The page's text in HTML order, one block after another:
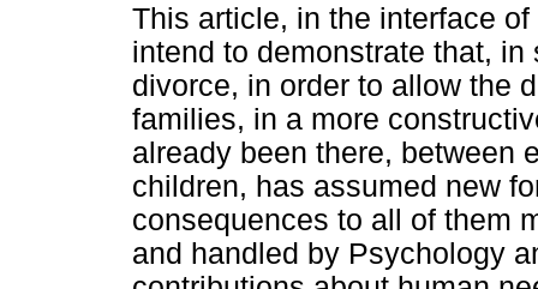
This article, in the interface
intend to demonstrate that,
divorce, in order to allow the
families, in a more
already been there, between
children, has assumed new
consequences to all of them
and handled by Psychology